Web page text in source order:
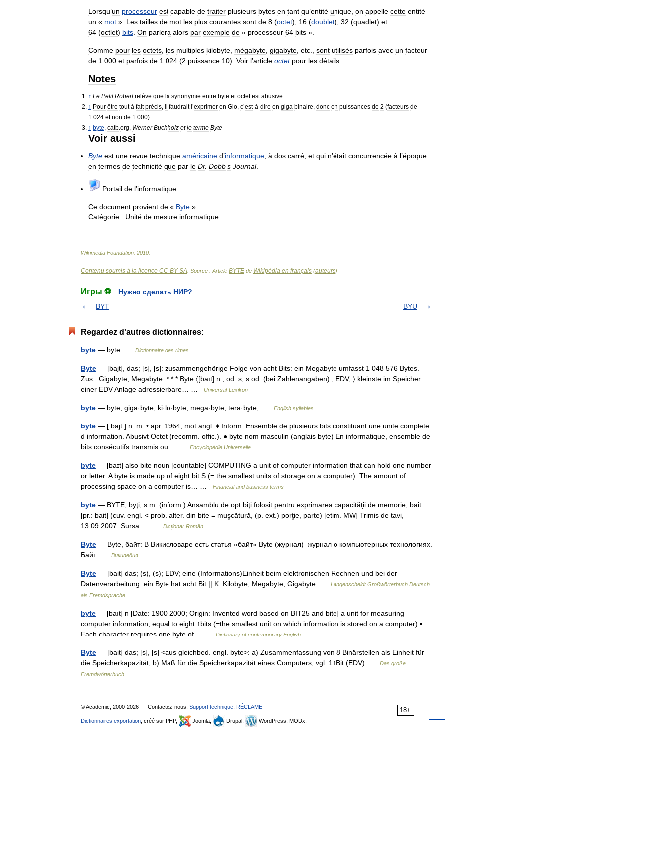
Lorsqu’un processeur est capable de traiter plusieurs bytes en tant qu’entité unique on appelle cette entité
un « mot ». Les tailles de mot les plus courantes sont de 8 (octet), 16 (doublet), 32 (quadlet) et
64 (octlet) bits On parlera alors par exemple de « processeur 64 bits ».
Comme pour les octets les multiples kilobyte mégabyte gigabyte etc sont utilisés parfois avec un facteur
de 1 000 et parfois de 1 024 (2 puissance 10). Voir l’article octet pour les détails
Notes
↑ Le Petit Robert relève que la synonymie entre byte et octet est abusive.
↑ Pour être tout à fait précis, il faudrait ’exprimer en Gio, c’est-à-dire en giga binaire, donc en puissances de 2 (facteurs de
1 024 et non de 1 000).
↑ byte, catb.org, Werner Buchholz et le terme Byte
Voir aussi
Byte est une revue technique américaine d’informatique à dos carré et qui n’était concurrencée à l’époque
en termes de technicité que par le Dr. Dobb’s Journal.
Portail de l’informatique
Ce document provient de « Byte ».
Catégorie : Unité de mesure informatique
Wikimedia Foundation 2010
Contenu soumis à la licence CC-BY-SA . Source : Article BYTE de Wikipédia en français (auteurs)
Игры ⚽
Нужно сделать НИР?
BYT
BYU
Regardez d'autres dictionnaires:
byte — byte … Dictionnaire des rimes
Byte — [bai̮t], das; [s], [s]: zusammengehörige Folge von acht Bits: ein Megabyte umfasst 1 048 576 Bytes.
Zus.: Gigabyte, Megabyte. * * * Byte 〈[baıt] n.; od. s, s od. (bei Zahlenangaben) ; EDV; 〉 kleinste im Speicher
einer EDV Anlage adressierbare… …
Universal-Lexikon
byte — byte; giga·byte; ki·lo·byte; mega·byte; tera·byte; … English syllables
byte — [ bajt ] n. m. • apr. 1964; mot angl. ♦ Inform. Ensemble de plusieurs bits constituant une unité complète
d information. Abusivt Octet (recomm. offic.). ● byte nom masculin (anglais byte) En informatique, ensemble de
bits consécutifs transmis ou… …
Encyclopédie Universelle
byte — [baɪt] also bite noun [countable] COMPUTING a unit of computer information that can hold one number
or letter. A byte is made up of eight bit S (= the smallest units of storage on a computer). The amount of
processing space on a computer is… …
Financial and business terms
byte — BYTE, byţi, s.m. (inform.) Ansamblu de opt biţi folosit pentru exprimarea capacităţii de memorie; bait.
[pr.: bait] (cuv. engl. < prob. alter. din bite = muşcătură, (p. ext.) porţie, parte) [etim. MW] Trimis de tavi,
13.09.2007. Sursa:… …
Dicționar Român
Byte — Byte, байт: В Викисловаре есть статья «байт» Byte (журнал) журнал о компьютерных технологиях.
Байт …
Википедия
Byte — [bait] das; (s), (s); EDV; eine (Informations)Einheit beim elektronischen Rechnen und bei der
Datenverarbeitung: ein Byte hat acht Bit || K: Kilobyte, Megabyte, Gigabyte …
Langenscheidt Großwörterbuch Deutsch
als Fremdsprache
byte — [baıt] n [Date: 1900 2000; Origin: Invented word based on BIT25 and bite] a unit for measuring
computer information, equal to eight ↑bits (=the smallest unit on which information is stored on a computer) ▪
Each character requires one byte of… …
Dictionary of contemporary English
Byte — [bait] das; [s], [s] <aus gleichbed. engl. byte>: a) Zusammenfassung von 8 Binärstellen als Einheit für
die Speicherkapazität; b) Maß für die Speicherkapazität eines Computers; vgl. 1↑Bit (EDV) …
Das große
Fremdwörterbuch
18+
© Academic, 2000-2026 Contactez-nous: Support technique RÉCLAME
Dictionnaires exportation , créé sur PHP, Joomla, Drupal, WordPress, MODx.